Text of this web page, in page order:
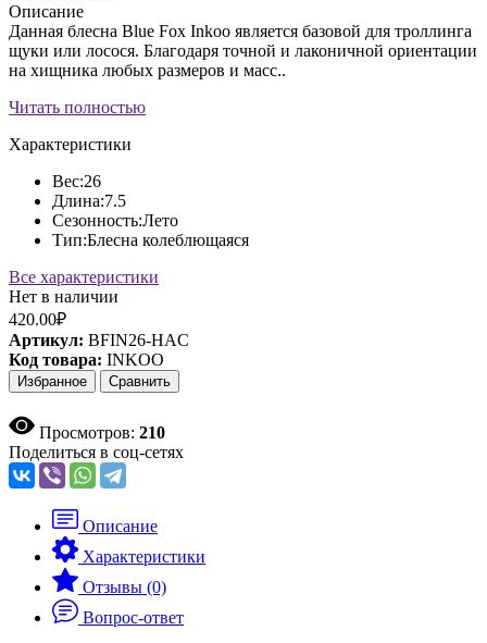
Описание
Данная блесна Blue Fox Inkoo является базовой для троллинга
щуки или лосося. Благодаря точной и лаконичной ориентации
на хищника любых размеров и масс..
Читать полностью
Характеристики
Вес:26
Длина:7.5
Сезонность:Лето
Тип:Блесна колеблющаяся
Все характеристики
Нет в наличии
420.00₽
Артикул: BFIN26-HAC
Код товара: INKOO
Избранное Сравнить
Просмотров: 210
Поделиться в соц-сетях
Описание
Характеристики
Отзывы (0)
Вопрос-ответ